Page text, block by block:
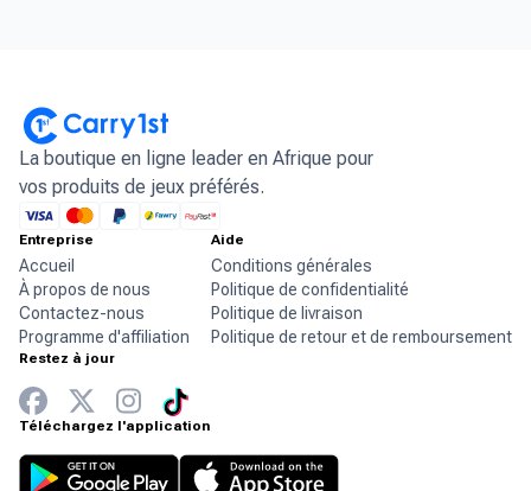
La boutique en ligne leader en Afrique pour
vos produits de jeux préférés.
Entreprise
Accueil
À propos de nous
Contactez-nous
Programme d'affiliation
Aide
Conditions générales
Politique de confidentialité
Politique de livraison
Politique de retour et de remboursement
Restez à jour
Téléchargez l'application